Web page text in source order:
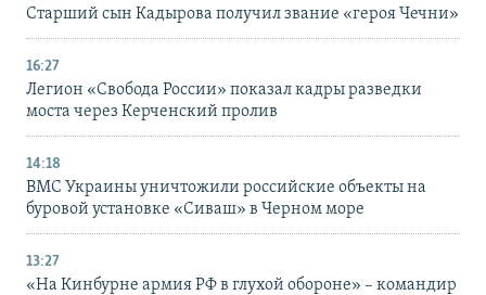
Старший сын Кадырова получил звание «героя Чечни»
16:27
Легион «Свобода России» показал кадры разведки
моста через Керченский пролив
14:18
ВМС Украины уничтожили российские объекты на
буровой установке «Сиваш» в Черном море
13:27
«На Кинбурне армия РФ в глухой обороне» – командир